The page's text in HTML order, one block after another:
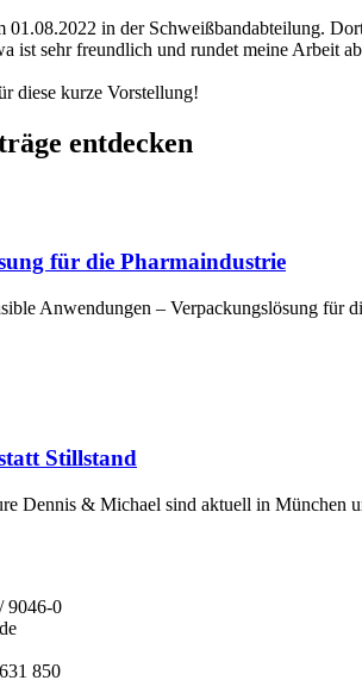
01.08.2022 in der Schweißbandabteilung.
ist sehr freundlich und rundet meine Arbeit
diese kurze Vorstellung!
entdecken
für die Pharmaindustrie
Anwendungen – Verpackungslösung für
Stillstand
Dennis & Michael sind aktuell in München
9046-0
850